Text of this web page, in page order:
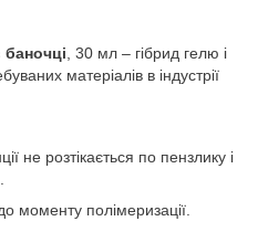
, 30 мл – гібрид гелю і
матеріалів в індустрії
не розтікається по пензлику і
моменту полімеризації.